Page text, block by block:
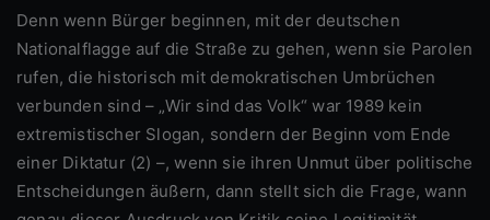
Denn wenn Bürger beginnen, mit der deutschen
Nationalflagge auf die Straße zu gehen, wenn sie Parolen
rufen, die historisch mit demokratischen Umbrüchen
verbunden sind – „Wir sind das Volk“ war 1989 kein
extremistischer Slogan, sondern der Beginn vom Ende
einer Diktatur (2) –, wenn sie ihren Unmut über politische
Entscheidungen äußern, dann stellt sich die Frage, wann